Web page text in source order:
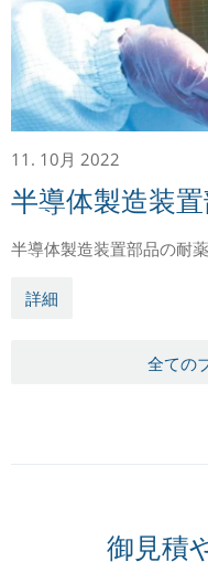
11. 10月 2022
半導体製造装
半導体製造装置部品の耐
詳細
全ての
御見積